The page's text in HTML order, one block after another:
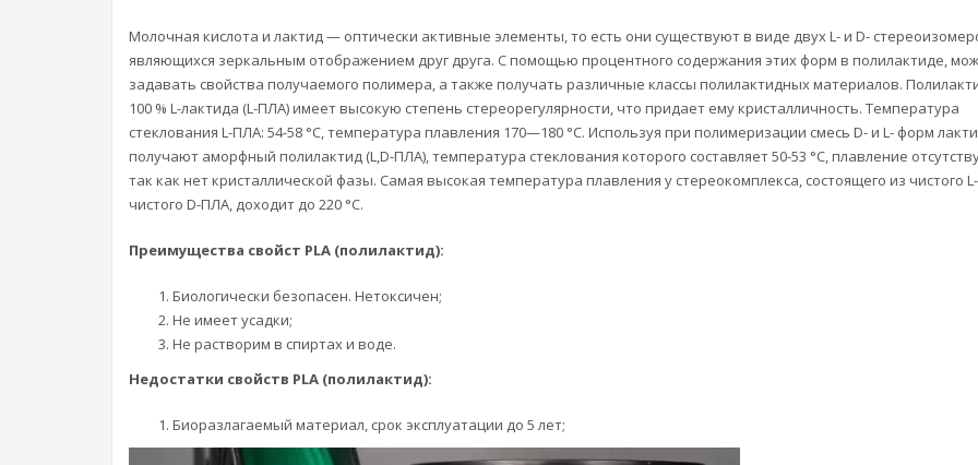
Молочная кислота и лактид — оптически активные элементы, то есть они существуют в виде двух L- и D-
являющихся зеркальным отображением друг друга. С помощью процентного содержания этих форм в полилактиде,
задавать свойства получаемого полимера, а также получать различные классы полилактидных материалов.
100 % L-лактида (L-ПЛА) имеет высокую степень стереорегулярности, что придает ему кристалличность. Температура
стеклования L-ПЛА: 54-58 °C, температура плавления 170—180 °C. Используя при полимеризации смесь D- и L- форм
получают аморфный полилактид (L,D-ПЛА), температура стеклования которого составляет 50-53 °C, плавление
так как нет кристаллической фазы. Самая высокая температура плавления у стереокомплекса, состоящего из чистого
чистого D-ПЛА, доходит до 220 °C.
Преимущества свойст PLA (полилактид):
Биологически безопасен. Нетоксичен;
Не имеет усадки;
Не растворим в спиртах и воде.
Недостатки свойств PLA (полилактид):
Биоразлагаемый материал, срок эксплуатации до 5 лет;